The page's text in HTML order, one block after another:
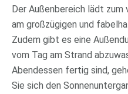
Der Außenbereich lädt zum
am großzügigen und
Zudem gibt es eine
vom Tag am Strand
Abendessen fertig sind,
Sie sich den